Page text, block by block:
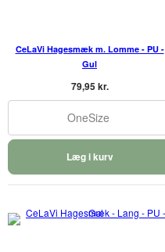
CeLaVi Hagesmæk m. Lomme - PU -
Gul
79,95 kr.
OneSize
Læg i kurv